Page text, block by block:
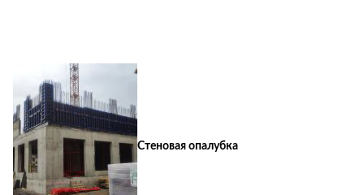
Стеновая опалубка